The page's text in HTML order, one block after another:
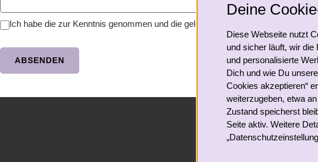
Ich habe die zur Kenntnis genommen und die gelesen und bin mit ihnen
ABSENDEN
Deine
Diese Webseite nutzt
und sicher läuft, wir die
und personalisierte
Dich und wie Du
Cookies akzeptieren“
weiterzugeben, etwa
Zustand speicherst
Seite aktiv. Weitere